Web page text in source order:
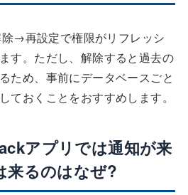
→再設定で権限がリフレッシ
す。ただし、解除すると過去の
ため、事前にデータベースごと
ておくことをおすすめします。
アプリでは通知が来
来るのはなぜ?